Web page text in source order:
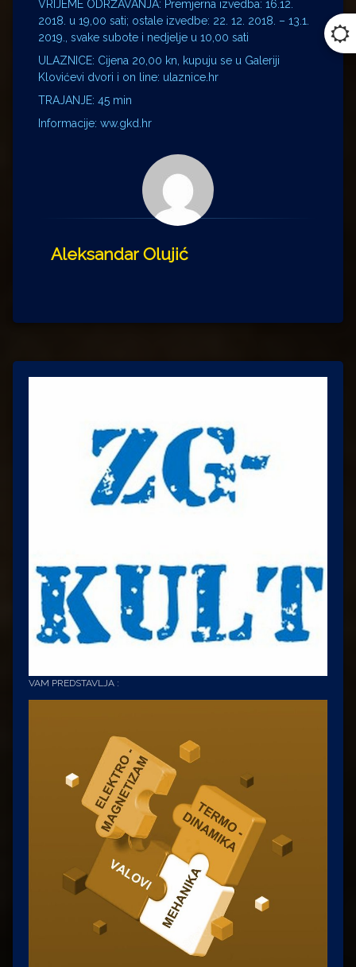
VRIJEME ODRŽAVANJA: Premjerna izvedba: 16.12.
2018. u 19,00 sati; ostale izvedbe: 22. 12. 2018. – 13.1.
2019., svake subote i nedjelje u 10,00 sati
ULAZNICE: Cijena 20,00 kn, kupuju se u Galeriji
Klovićevi dvori i on line: ulaznice.hr
TRAJANJE: 45 min
Informacije: ww.gkd.hr
Aleksandar Olujić
VAM PREDSTAVLJA :